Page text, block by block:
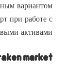
вариантом
при работе с
активами.
market